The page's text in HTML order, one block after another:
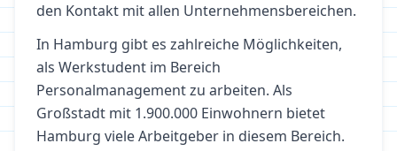
den Kontakt mit allen Unternehmensbereichen.
In Hamburg gibt es zahlreiche Möglichkeiten,
als Werkstudent im Bereich
Personalmanagementzu arbeiten. Als
Großstadt mit 1.900.000 Einwohnern bietet
Hamburg viele Arbeitgeber in diesem Bereich.